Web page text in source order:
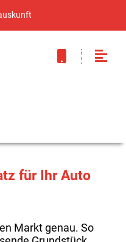
für Ihr Auto
Markt genau. So